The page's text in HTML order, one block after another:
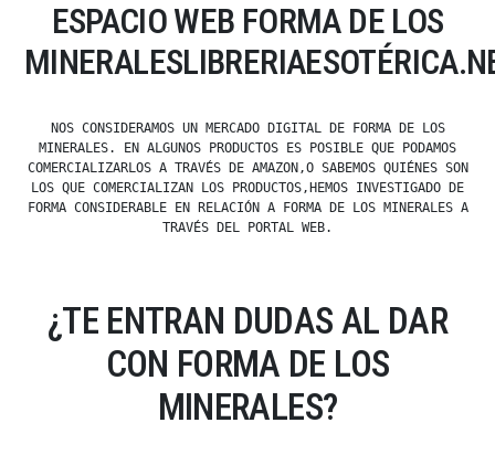
ESPACIO WEB FORMA DE LOS
NOS CONSIDERAMOS UN MERCADO DIGITAL DE FORMA DE LOS
MINERALES. EN ALGUNOS PRODUCTOS ES POSIBLE QUE PODAMOS
COMERCIALIZARLOS A TRAVÉS DE AMAZON,O SABEMOS QUIÉNES SON
LOS QUE COMERCIALIZAN LOS PRODUCTOS,HEMOS INVESTIGADO DE
FORMA CONSIDERABLE EN RELACIÓN A FORMA DE LOS MINERALES A
TRAVÉS DEL PORTAL WEB.
¿TE ENTRAN DUDAS AL DAR
CON FORMA DE LOS
MINERALES?